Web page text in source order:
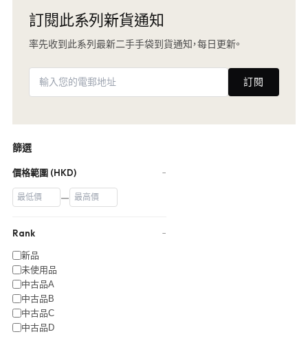
訂閱此系列新貨通知
率先收到此系列最新二手手袋到貨通知，每日更新。
訂閱
篩選
價格範圍 (HKD) −
—
Rank −
新品
未使用品
中古品A
中古品B
中古品C
中古品D